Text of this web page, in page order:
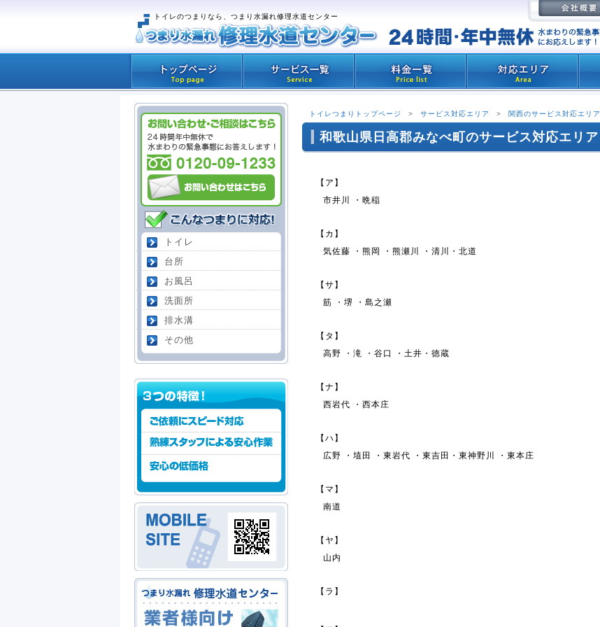
トイレのつまりなら、つまり水漏れ修理水道センター
トイレつまりトップページ > サービス対応エリア > 関西のサービス対応エリア
和歌山県日高郡みなべ町のサービス対応エリア
【ア】
市井川 ・晩稲
【カ】
気佐藤 ・熊岡 ・熊瀬川 ・清川・北道
【サ】
筋 ・堺 ・島之瀬
【タ】
高野 ・滝 ・谷口 ・土井・徳蔵
【ナ】
西岩代 ・西本庄
【ハ】
広野 ・埴田 ・東岩代 ・東吉田・東神野川 ・東本庄
【マ】
南道
【ヤ】
山内
【ラ】
トイレ
台所
お風呂
洗面所
排水溝
その他